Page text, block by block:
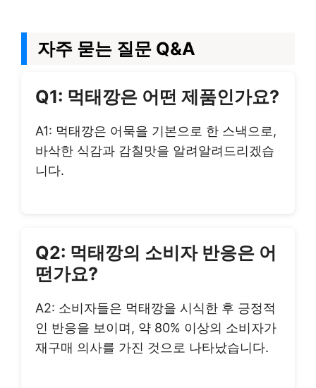
자주 묻는 질문 Q&A
Q1: 먹태깡은 어떤 제품인가요?
A1: 먹태깡은 어묵을 기본으로 한 스낵으로,
바삭한 식감과 감칠맛을 알려알려드리겠습
니다.
Q2: 먹태깡의 소비자 반응은 어
떤가요?
A2: 소비자들은 먹태깡을 시식한 후 긍정적
인 반응을 보이며, 약 80% 이상의 소비자가
재구매 의사를 가진 것으로 나타났습니다.